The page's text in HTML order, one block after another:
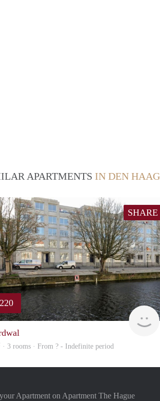
APARTMENTS IN DEN HAAG
SHARE
· 3 rooms · From ? - Indefinite period
Apartment on Apartment The Hague